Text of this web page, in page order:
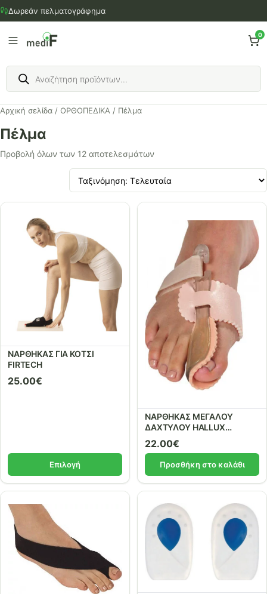
Μετάβαση
στο
περιεχόμενο
Δωρεάν πελματογράφημα
0
Products
search
Αρχική σελίδα / ΟΡΘΟΠΕΔΙΚΑ / Πέλμα
Πέλμα
Προβολή όλων των 12 αποτελεσμάτων
ΝΑΡΘΗΚΑΣ ΓΙΑ ΚΟΤΣΙ
FIRTECH
25.00€
Επιλογή
ΝΑΡΘΗΚΑΣ ΜΕΓΑΛΟΥ
ΔΑΧΤΥΛΟΥ HALLUX
VALQUS
22.00€
Προσθήκη στο καλάθι